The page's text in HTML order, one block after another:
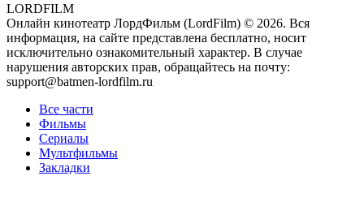
LORDFILM
Онлайн кинотеатр ЛордФильм (LordFilm) © 2026. Вся
информация, на сайте представлена бесплатно, носит
исключительно ознакомительный характер. В случае
нарушения авторских прав, обращайтесь на почту:
support@batmen-lordfilm.ru
Все части
Фильмы
Сериалы
Мультфильмы
Закладки